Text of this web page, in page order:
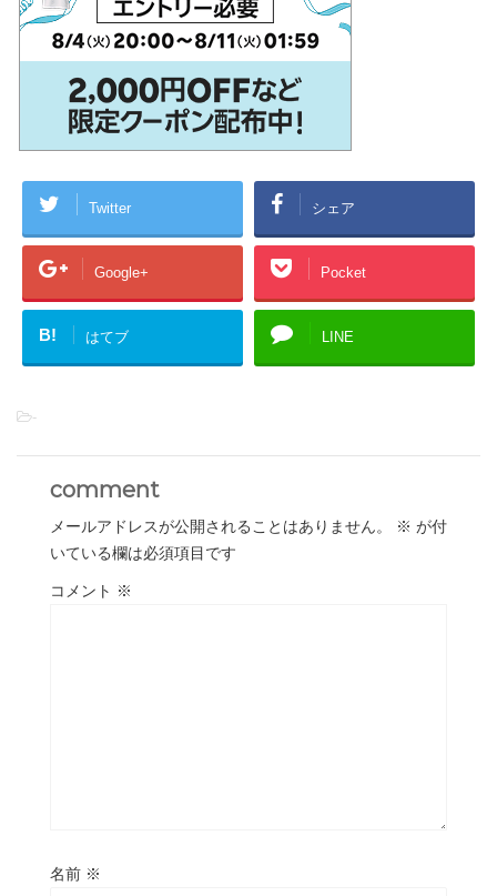
Twitter シェア
Google+ Pocket
B! はてブ LINE
-
comment
メールアドレスが公開されることはありません。 ※ が付
いている欄は必須項目です
コメント ※
名前 ※